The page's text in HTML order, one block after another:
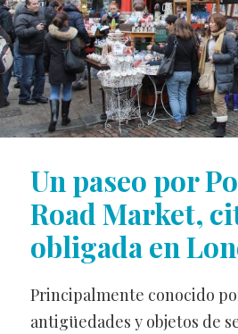
Un paseo por
Road Market,
obligada en
Principalmente conocido
antigüedades y objetos de